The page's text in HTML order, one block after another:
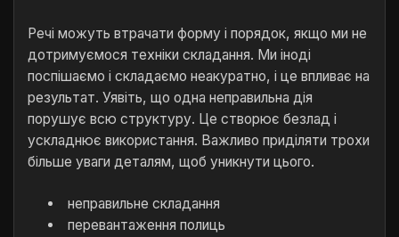
Речі можуть втрачати форму і порядок, якщо ми не
дотримуємося техніки складання. Ми іноді
поспішаємо і складаємо неакуратно, і це впливає на
результат. Уявіть, що одна неправильна дія
порушує всю структуру. Це створює безлад і
ускладнює використання. Важливо приділяти трохи
більше уваги деталям, щоб уникнути цього.
неправильне складання
перевантаження полиць